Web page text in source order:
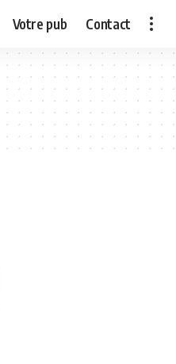
Votre pub Contact